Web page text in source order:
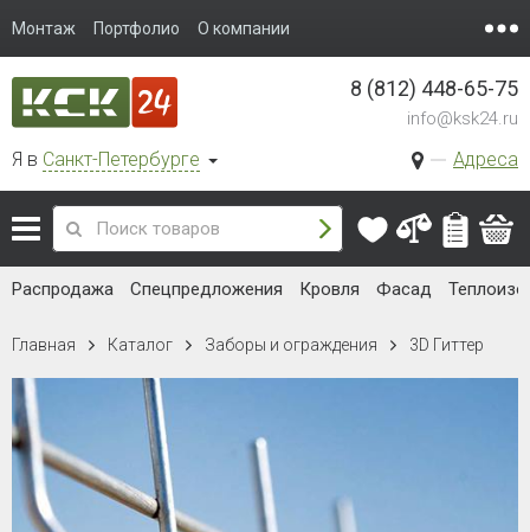
Монтаж Портфолио О компании
Я в Санкт-Петербурге Адреса
8 (812) 448-65-75
info@ksk24.ru
Распродажа Спецпредложения Кровля Фасад
Главная Каталог Заборы и ограждения 3D Гиттер